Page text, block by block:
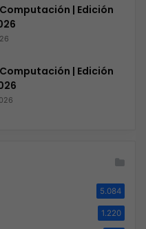
| Edición
| Edición
5.084
1.220